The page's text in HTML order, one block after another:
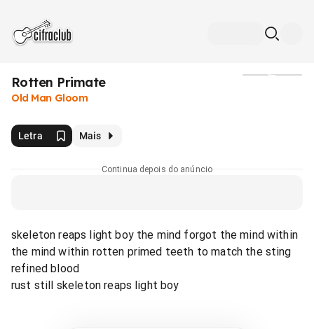
Rotten Primate
Old Man Gloom
Letra Mais
Continua depois do anúncio
skeleton reaps light boy the mind forgot the mind within
the mind within rotten primed teeth to match the sting
refined blood
rust still skeleton reaps light boy